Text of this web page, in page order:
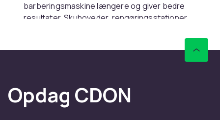
barberingsmaskine længere og giver bedre
resultater. Skuhoveder, rengøringsstationer
tilbehør, der gør en stor forskel i hverdagen.
På CDON finder du reservedele og tilbehør til
Reservedele der forlænger
levetiden
Opdag CDON